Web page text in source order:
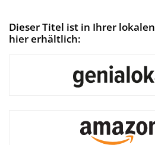
Dieser Titel ist in Ihrer
hier erhältlich: